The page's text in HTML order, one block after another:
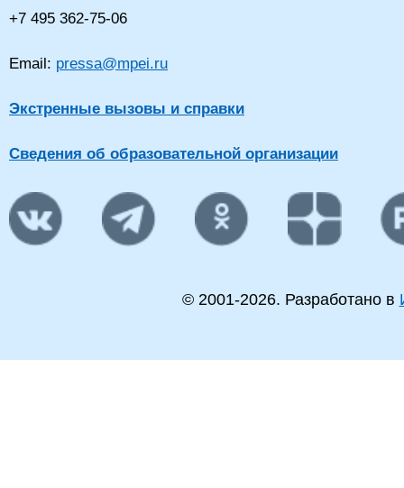
+7 495 362-75-06
Email: pressa@mpei.ru
Экстренные вызовы и справки
Сведения об образовательной организации
© 2001-2026. Разработано в